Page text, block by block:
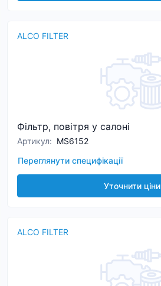
ALCO FILTER
Фільтр, повітря у салоні
Артикул: MS6152
Переглянути специфікації
Уточнити ціни
ALCO FILTER